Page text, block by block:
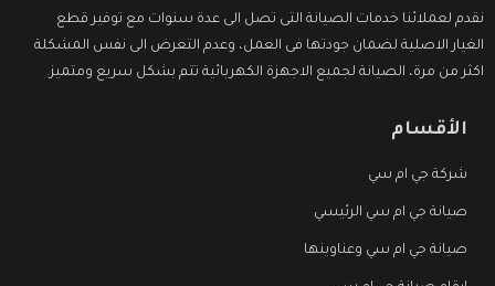
نقدم لعملائنا خدمات الصيانة التى تصل الى عدة سنوات مع توفير قطع
الغيار الاصلية لضمان جودتها فى العمل، وعدم التعرض الى نفس المشكلة
اكثر من مرة، الصيانة لجميع الاجهزة الكهربائية تتم بشكل سريع ومتميز.
الأقسام
شركة جي ام سي
صيانة جي ام سي الرئيسي
صيانة جي ام سي وعناوينها